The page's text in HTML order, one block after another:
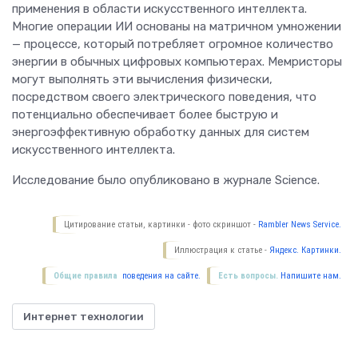
применения в области искусственного интеллекта.
Многие операции ИИ основаны на матричном умножении
— процессе, который потребляет огромное количество
энергии в обычных цифровых компьютерах. Мемристоры
могут выполнять эти вычисления физически,
посредством своего электрического поведения, что
потенциально обеспечивает более быструю и
энергоэффективную обработку данных для систем
искусственного интеллекта.
Исследование было опубликовано в журнале Science.
Цитирование статьи, картинки - фото скриншот - Rambler News Service.
Иллюстрация к статье - Яндекс. Картинки.
Есть вопросы. Напишите нам.
Общие правила поведения на сайте.
Интернет технологии